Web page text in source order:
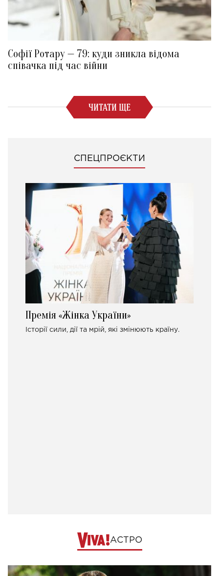
Софії Ротару — 79: куди зникла відома
співачка під час війни
ЧИТАТИ ЩЕ
СПЕЦПРОЄКТИ
Премія «Жінка України»
Історії сили, дії та мрій, які змінюють країну.
АСТРО